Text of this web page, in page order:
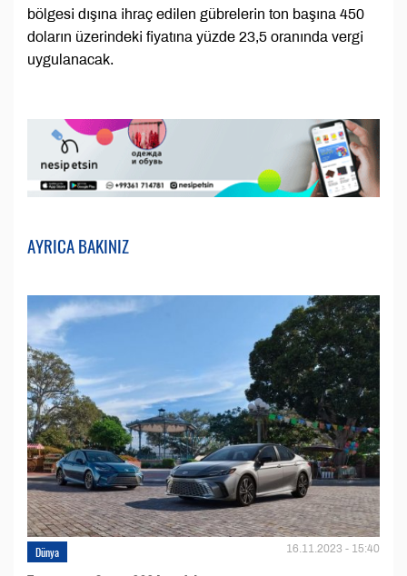
bölgesi dışına ihraç edilen gübrelerin ton başına 450
doların üzerindeki fiyatına yüzde 23,5 oranında vergi
uygulanacak.
AYRICA BAKINIZ
Dünya 16.11.2023 - 15:40